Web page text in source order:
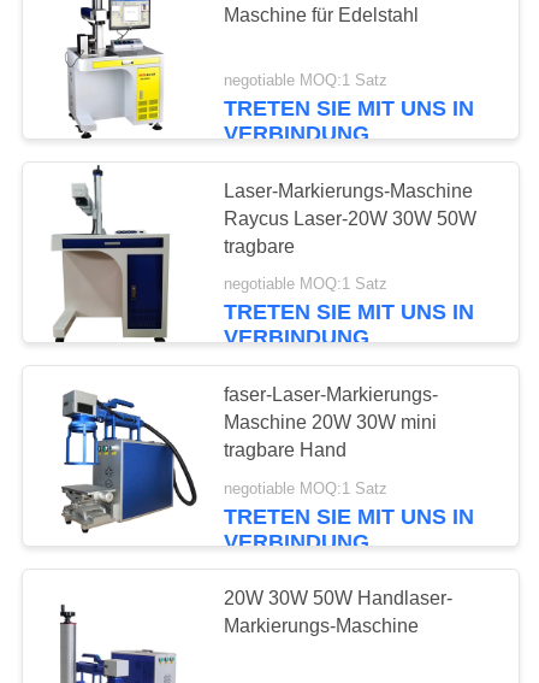
Maschine für Edelstahl
negotiable MOQ:1 Satz
TRETEN SIE MIT UNS IN
VERBINDUNG
Laser-Markierungs-Maschine
Raycus Laser-20W 30W 50W
tragbare
negotiable MOQ:1 Satz
TRETEN SIE MIT UNS IN
VERBINDUNG
faser-Laser-Markierungs-
Maschine 20W 30W mini
tragbare Hand
negotiable MOQ:1 Satz
TRETEN SIE MIT UNS IN
VERBINDUNG
20W 30W 50W Handlaser-
Markierungs-Maschine